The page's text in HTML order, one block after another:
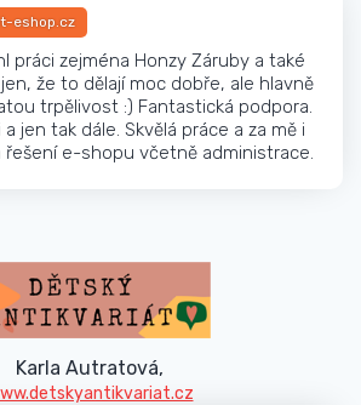
eshop.cz
práci zejména Honzy Záruby a také
že to dělají moc dobře, ale hlavně
trpělivost :) Fantastická podpora.
a jen tak dále. Skvělá práce a za mě i
řešení e-shopu včetně administrace.
Karla Autratová,